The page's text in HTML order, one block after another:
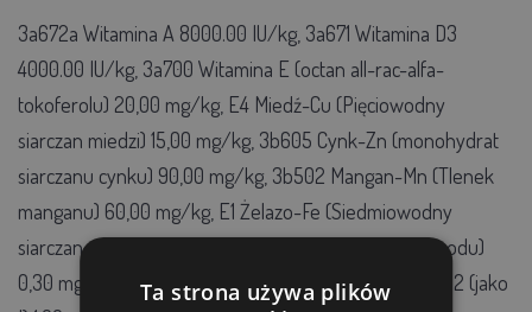
3a672a Witamina A 8000.00 IU/kg, 3a671 Witamina D3
4000.00 IU/kg, 3a700 Witamina E (octan all-rac-alfa-
tokoferolu) 20,00 mg/kg, E4 Miedź-Cu (Pięciowodny
siarczan miedzi) 15,00 mg/kg, 3b605 Cynk-Zn (monohydrat
siarczanu cynku) 90,00 mg/kg, 3b502 Mangan-Mn (Tlenek
manganu) 60,00 mg/kg, E1 Żelazo-Fe (Siedmiowodny
siarczan żelaza) 40,00 mg/kg, E8 Selen-Se (selenin sodu)
0,30 mg/kg, 3b202 Jodan wapnia bezwodny Ca(JO3)2 (jako
Ta strona używa plików